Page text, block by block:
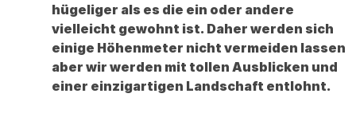
hügeliger als es die ein oder andere
vielleicht gewohnt ist. Daher werden sich
einige Höhenmeter nicht vermeiden lassen
aber wir werden mit tollen Ausblicken und
einer einzigartigen Landschaft entlohnt.